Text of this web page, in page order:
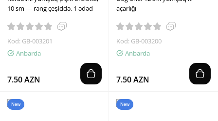
10 sm — rəng çeşiddə, 1 ədəd
Kod: GB-003201
Anbarda
7.50 AZN
açarlığı
Kod: GB-003200
Anbarda
7.50 AZN
New New